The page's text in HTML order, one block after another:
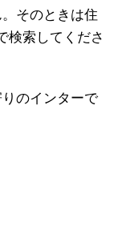
そのときは住
検索してくださ
のインターで